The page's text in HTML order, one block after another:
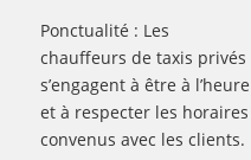
Ponctualité : Les
chauffeurs de taxis privés
s’engagent à être à l’heure
et à respecter les horaires
convenus avec les clients.